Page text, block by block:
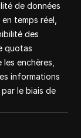
de données
temps réel,
des
quotas
enchères,
informations
le biais de